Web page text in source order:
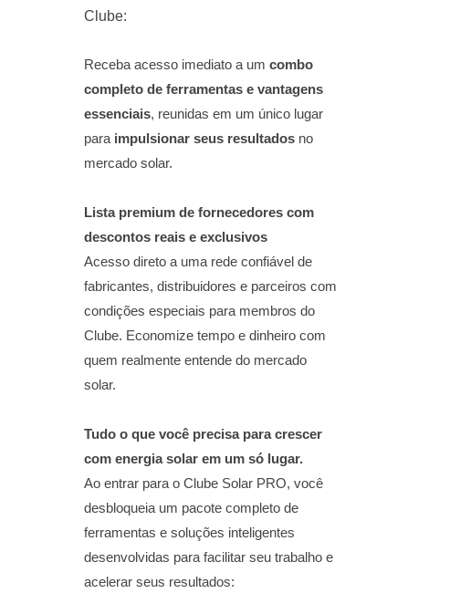
Clube:
Receba acesso imediato a um combo
completo de ferramentas e vantagens
essenciais, reunidas em um único lugar
para impulsionar seus resultados no
mercado solar.
Lista premium de fornecedores com
descontos reais e exclusivos
Acesso direto a uma rede confiável de
fabricantes, distribuidores e parceiros com
condições especiais para membros do
Clube. Economize tempo e dinheiro com
quem realmente entende do mercado
solar.
Tudo o que você precisa para crescer
com energia solar em um só lugar.
Ao entrar para o Clube Solar PRO, você
desbloqueia um pacote completo de
ferramentas e soluções inteligentes
desenvolvidas para facilitar seu trabalho e
acelerar seus resultados: